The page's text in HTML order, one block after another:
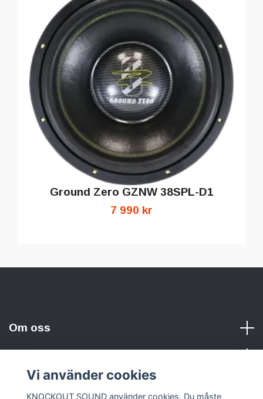
Ground Zero GZNW 38SPL-D1
7 990 kr
Om oss
Sociala medier
Vi använder cookies
KNOCKOUT SOUND använder cookies. Du måste